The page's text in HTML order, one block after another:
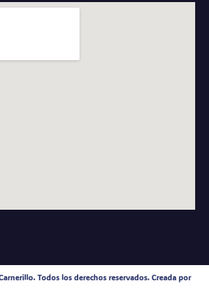
Todos los derechos reservados. Creada por